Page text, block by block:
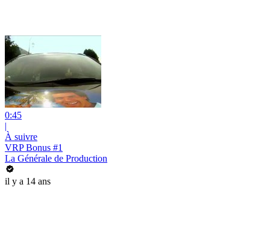
0:45
|
À suivre
VRP Bonus #1
La Générale de Production
il y a 14 ans